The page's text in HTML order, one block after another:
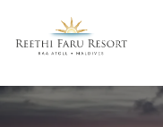
Reethifaru home